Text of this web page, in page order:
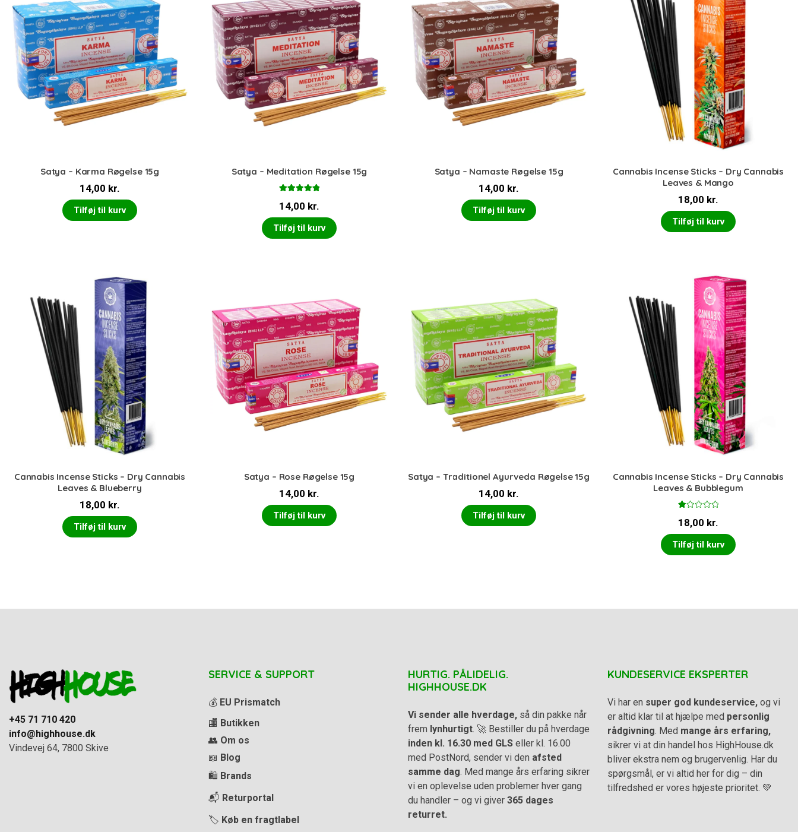
Satya – Karma Røgelse 15g
14,00 kr.
Tilføj til kurv
Satya – Meditation Røgelse 15g
5.00ud af 5
14,00 kr.
Tilføj til kurv
Satya – Namaste Røgelse 15g
14,00 kr.
Tilføj til kurv
Cannabis Incense Sticks – Dry Cannabis
Leaves & Mango
18,00 kr.
Tilføj til kurv
Cannabis Incense Sticks – Dry Cannabis
Leaves & Blueberry
18,00 kr.
Tilføj til kurv
Satya – Rose Røgelse 15g
14,00 kr.
Tilføj til kurv
Satya – Traditionel Ayurveda Røgelse 15g
14,00 kr.
Tilføj til kurv
Cannabis Incense Sticks – Dry Cannabis
Leaves & Bubblegum
ur
er
et
0
18,00 kr.
Tilføj til kurv
+45 71 710 420
info@highhouse.dk
Vindevej 64, 7800 Skive
SERVICE & SUPPORT
💰 EU Prismatch
🏬 Butikken
👥 Om os
📖 Blog
🛍️ Brands
📬 Returportal
🏷️ Køb en fragtlabel
HURTIG. PÅLIDELIG.
HIGHHOUSE.DK
Vi sender alle hverdage, så din pakke når
frem lynhurtigt. 🚀 Bestiller du på hverdage
inden kl. 16.30 med GLS eller kl. 16.00
med PostNord, sender vi den afsted
samme dag. Med mange års erfaring sikrer
vi en oplevelse uden problemer hver gang
du handler – og vi giver 365 dages
returret.
KUNDESERVICE EKSPERTER
Vi har en super god kundeservice, og vi
er altid klar til at hjælpe med personlig
rådgivning. Med mange års erfaring,
sikrer vi at din handel hos HighHouse.dk
bliver ekstra nem og brugervenlig. Har du
spørgsmål, er vi altid her for dig – din
tilfredshed er vores højeste prioritet. 💚